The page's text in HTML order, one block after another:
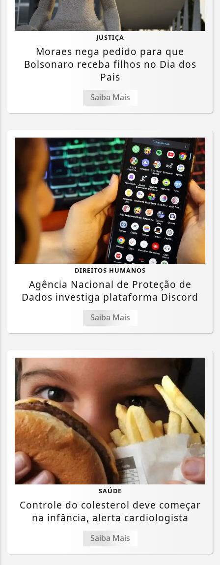
JUSTIÇA
Moraes nega pedido para que
Bolsonaro receba filhos no Dia dos
Pais
Saiba Mais
DIREITOS HUMANOS
Agência Nacional de Proteção de
Dados investiga plataforma Discord
Saiba Mais
SAÚDE
Controle do colesterol deve começar
na infância, alerta cardiologista
Saiba Mais